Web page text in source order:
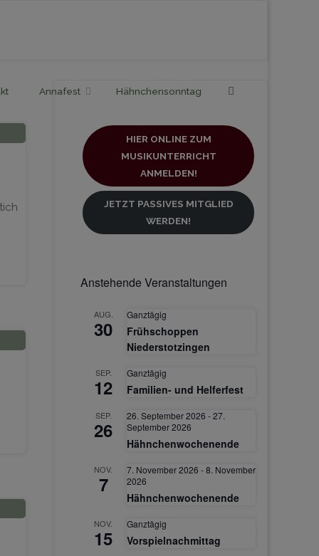
Annafest Hähnchensonntag
HIER ONLINE ZUM
MUSIKUNTERRICHT
ANMELDEN!
JETZT PASSIVES MITGLIED
WERDEN!
Anstehende Veranstaltungen
AUG.
30
Ganztägig
Frühschoppen
Niederstotzingen
SEP.
12
Ganztägig
Familien- und Helferfest
SEP.
26
26. September 2026 -27.
September 2026
Hähnchenwochenende
NOV.
7
7. November 2026 -8. November
2026
Hähnchenwochenende
NOV.
15
Ganztägig
Vorspielnachmittag